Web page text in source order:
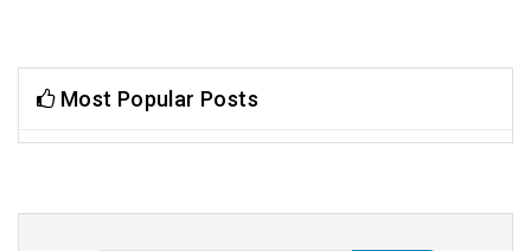
Most Popular Posts